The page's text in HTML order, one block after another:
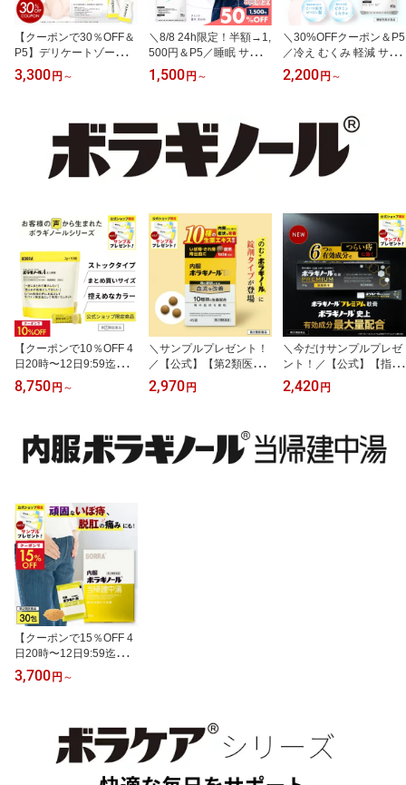
【クーポンで30％OFF＆
P5】デリケートゾーンケ
ア 膣ケア 保湿 フェムケ
ア 更年期 クリーム 加齢
肌荒れ 防止 ヒアルロン
酸 個包装 衛生的 28包 フ
ェムボラ コスメティック
フェムゾーン FEMBORR
3,300 円 ～
＼8/8 24h限定！半額→1,
500円＆P5／睡眠 サプリ
ぐっすり 睡眠の質向上
加齢に伴う睡眠悩み 製薬
合 便通改善 ノンレム睡
眠 更年期 睡眠悩み GAB
A 目覚め 眠活 インナー
ケア FEMBORRA フェム
1,500 円 ～
＼30%OFFクーポン＆P5
／冷え むくみ 軽減 サプ
リ ヒハツ 製薬会社発 機
能性表示食品 冷え性 対
改善 ぽかぽか めぐり ビ
タミン 亜鉛 インナーケ
ア FEMBORRA フェムボ
ラサプリメント1日1粒
ボラギノールの会社 天藤
2,200 円 ～
【クーポンで10％OFF 4
日20時〜12日9:59迄】＼
今だけサンプルプレゼン
ト！／【公式】【指定第
り 大容量 お得 痔の薬 ボ
ラギノール 公式通販限定
出血 はれ かゆみ 送料無
料
8,750 円 ～
＼サンプルプレゼント！
／【公式】【第2類医薬
品】 内服ボラギノールE
X 45錠 ボラギノール 医
装 錠剤 粒 生薬 痔 いぼ痔
きれ痔 切れ痔 痛み 出血
2,970 円
＼今だけサンプルプレゼ
ント！／【公式】【指定
第2類医薬品】ボラギノ
ールプレミアム 軟膏 20g
合 市販薬 つらい 痔 改善
ぢ 肛門 おしり いぼ痔 き
2,420 円
【クーポンで15％OFF 4
日20時〜12日9:59迄】
【公式】【第2類医薬
品】内服ボラギノール当
薬 市販薬 当帰建中湯 飲
み薬 痔 いぼ痔 きれ痔 ぶ
り返す 痛み はれ かゆみ
血行不良 痔改善 血流改
3,700 円 ～